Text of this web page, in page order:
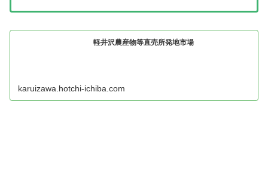
軽井沢農産物等直売所発地市場
karuizawa.hotchi-ichiba.com